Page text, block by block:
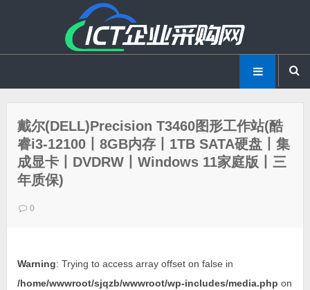
戴尔(DELL)Precision T3460图形工作站(酷
睿i3-12100丨8GB内存丨1TB SATA硬盘丨集
成显卡丨DVDRW丨Windows 11家庭版丨三
年质保)
0
Warning: Trying to access array offset on false in
/home/wwwroot/sjqzb/wwwroot/wp-includes/media.php on